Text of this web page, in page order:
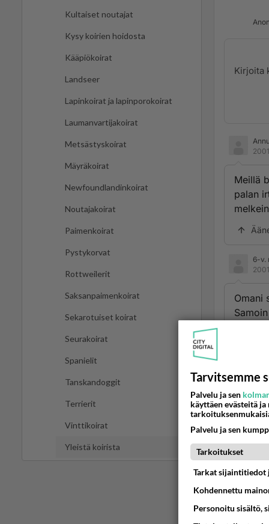
Kultaiset noutajat
Kysy koirien hoidosta
Kääpiökoirat
Landseer
Lapinkoirat ja lapinporokoirat
Laumanvartijakoirat
Metsästyskoirat
Mäyräkoirat
Newfoundlandinkoirat
Noutajakoirat
Paimenkoirat
Pystykorvat
Rottweilerit
Saksanpaimenkoirat
Sekarotuiset koirat
Seurakoirat
Spanielit
Tanskandoggit
Terrierit
Vinttikoirat
Yleistä koirista
Annu
Meillä
palan
6-v.
Omani
ahmien.
Ja
Tarvitsemme
Palvelu ja sen
käyttäen evästeitä
Palvelu ja sen
Tarkoitukset
Tarkat sijaintitiedot
Kohdennettu
Personoitu sisältö,